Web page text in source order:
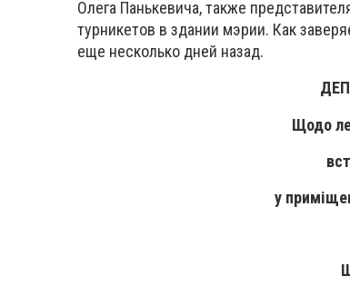
Олега Панькевича, также
турникетов в здании мэрии. Как
еще несколько дней назад.
Щодо
у